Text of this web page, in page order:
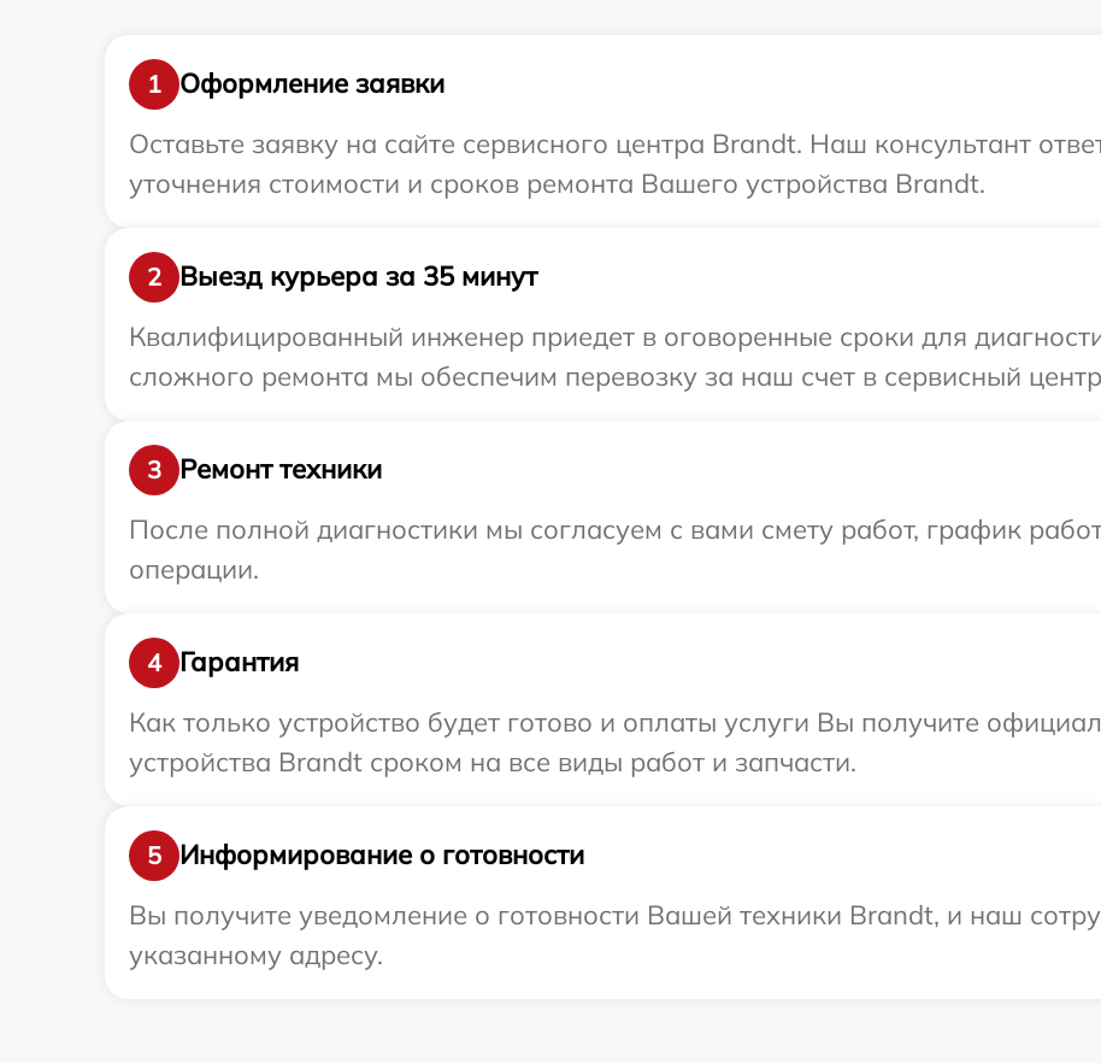
1
Оформление заявки
Оставьте заявку на сайте сервисного центра Brandt. Наш консультант
уточнения стоимости и сроков ремонта Вашего устройства Brandt.
2
Выезд курьера за 35 минут
Квалифицированный инженер приедет в оговоренные сроки для
сложного ремонта мы обеспечим перевозку за наш счет в сервисный
3
Ремонт техники
После полной диагностики мы согласуем с вами смету работ, график
операции.
4
Гарантия
Как только устройство будет готово и оплаты услуги Вы получите
устройства Brandt сроком на все виды работ и запчасти.
5
Информирование о готовности
Вы получите уведомление о готовности Вашей техники Brandt, и наш
указанному адресу.